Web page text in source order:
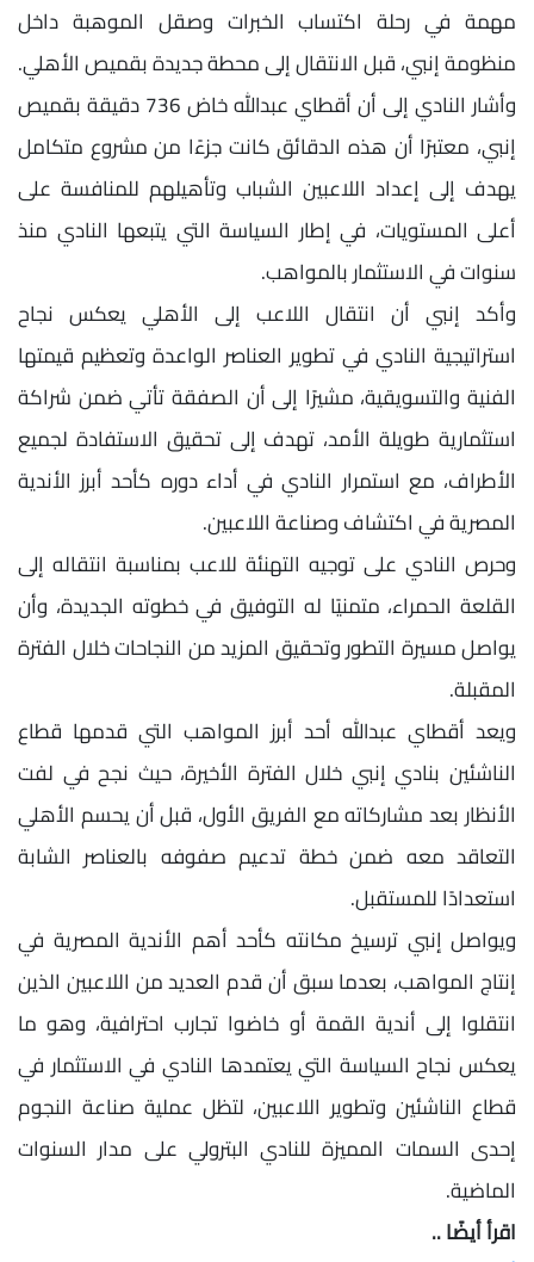
مهمة في رحلة اكتساب الخبرات وصقل الموهبة داخل
منظومة إنبي، قبل الانتقال إلى محطة جديدة بقميص الأهلي.
وأشار النادي إلى أن أقطاي عبدالله خاض 736 دقيقة بقميص
إنبي، معتبرًا أن هذه الدقائق كانت جزءًا من مشروع متكامل
يهدف إلى إعداد اللاعبين الشباب وتأهيلهم للمنافسة على
أعلى المستويات، في إطار السياسة التي يتبعها النادي منذ
سنوات في الاستثمار بالمواهب.
وأكد إنبي أن انتقال اللاعب إلى الأهلي يعكس نجاح
استراتيجية النادي في تطوير العناصر الواعدة وتعظيم قيمتها
الفنية والتسويقية، مشيرًا إلى أن الصفقة تأتي ضمن شراكة
استثمارية طويلة الأمد، تهدف إلى تحقيق الاستفادة لجميع
الأطراف، مع استمرار النادي في أداء دوره كأحد أبرز الأندية
المصرية في اكتشاف وصناعة اللاعبين.
وحرص النادي على توجيه التهنئة للاعب بمناسبة انتقاله إلى
القلعة الحمراء، متمنيًا له التوفيق في خطوته الجديدة، وأن
يواصل مسيرة التطور وتحقيق المزيد من النجاحات خلال الفترة
المقبلة.
ويعد أقطاي عبدالله أحد أبرز المواهب التي قدمها قطاع
الناشئين بنادي إنبي خلال الفترة الأخيرة، حيث نجح في لفت
الأنظار بعد مشاركاته مع الفريق الأول، قبل أن يحسم الأهلي
التعاقد معه ضمن خطة تدعيم صفوفه بالعناصر الشابة
استعدادًا للمستقبل.
ويواصل إنبي ترسيخ مكانته كأحد أهم الأندية المصرية في
إنتاج المواهب، بعدما سبق أن قدم العديد من اللاعبين الذين
انتقلوا إلى أندية القمة أو خاضوا تجارب احترافية، وهو ما
يعكس نجاح السياسة التي يعتمدها النادي في الاستثمار في
قطاع الناشئين وتطوير اللاعبين، لتظل عملية صناعة النجوم
إحدى السمات المميزة للنادي البترولي على مدار السنوات
الماضية.
اقرأ أيضًا ..